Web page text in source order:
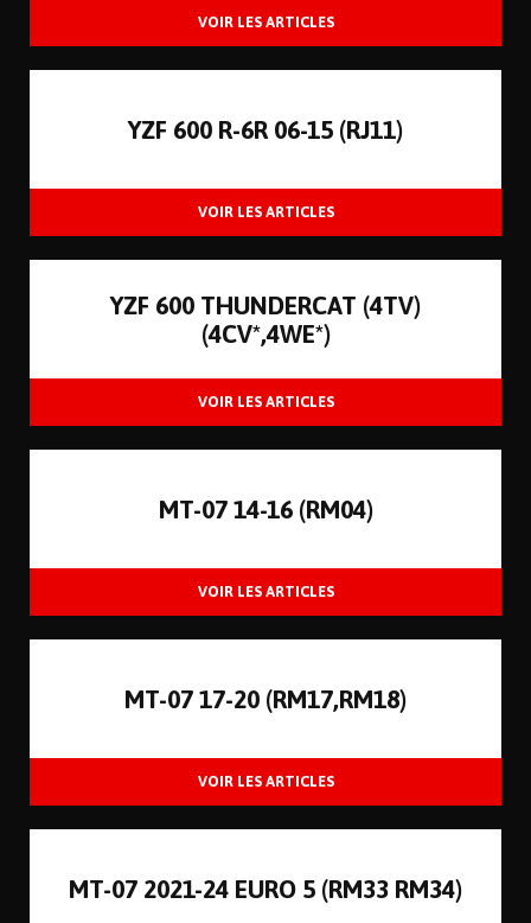
YZF 600 R-6R 06-15 (RJ11)
YZF 600 THUNDERCAT (4TV)
(4CV*,4WE*)
MT-07 14-16 (RM04)
MT-07 17-20 (RM17,RM18)
MT-07 2021-24 EURO 5 (RM33 RM34)